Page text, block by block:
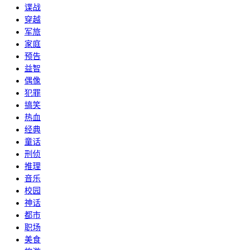
谍战
穿越
军旅
家庭
预告
益智
偶像
犯罪
搞笑
热血
经典
童话
刑侦
推理
音乐
校园
神话
都市
职场
美食